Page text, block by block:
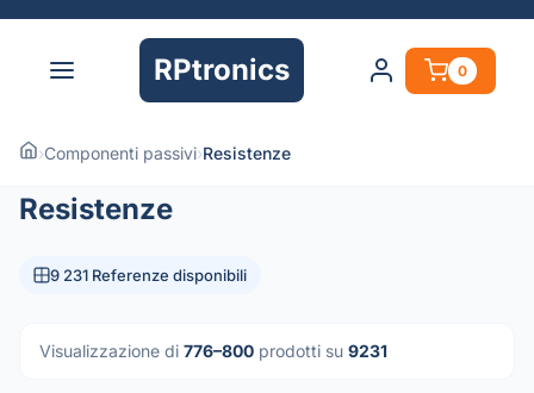
RPtronics 0
›Componenti passivi›Resistenze
Resistenze
9 231 Referenze disponibili
Visualizzazione di 776–800 prodotti su 9231